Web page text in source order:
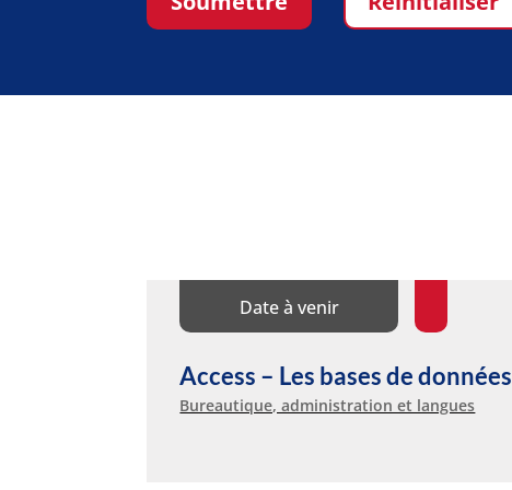
Date à venir
Access – Les bases de données
Bureautique, administration et langues